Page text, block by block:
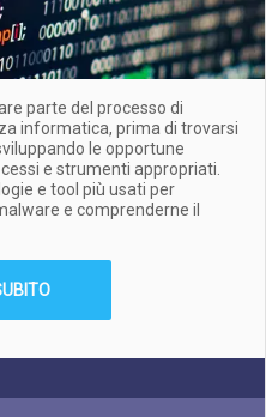
parte del processo di
informatica, prima di trovarsi
le opportune
e strumenti appropriati.
e tool più usati per
e comprenderne il